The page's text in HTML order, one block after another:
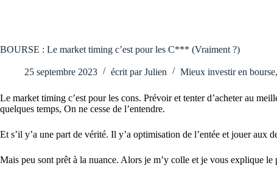
BOURSE : Le market timing c’est pour les C*** (Vraiment ?)
25 septembre 2023 écrit par Julien Mieux investir en bourse,
Le market timing c’est pour les cons. Prévoir et tenter d’acheter au
quelques temps, On ne cesse de l’entendre.
Et s’il y’a une part de vérité. Il y’a optimisation de l’entée et jouer aux
Mais peu sont prêt à la nuance. Alors je m’y colle et je vous explique